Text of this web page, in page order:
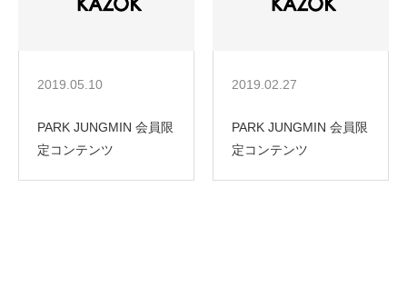
2019.05.10
PARK JUNGMIN 会員限
定コンテンツ
2019.02.27
PARK JUNGMIN 会員限
定コンテンツ